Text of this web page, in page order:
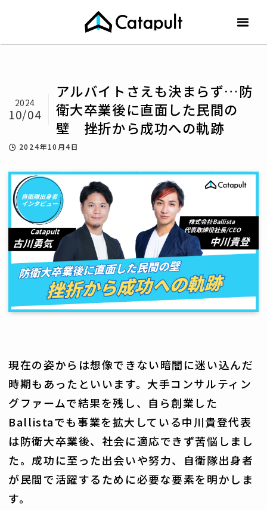
アルバイトさえも決まらず…防
衛大卒業後に直面した民間の
壁 挫折から成功への軌跡
2024
10/04
2024年10月4日
現在の姿からは想像できない暗闇に迷い込んだ
時期もあったといいます。大手コンサルティン
グファームで結果を残し、自ら創業した
Ballistaでも事業を拡大している中川貴登代表
は防衛大卒業後、社会に適応できず苦悩しまし
た。成功に至った出会いや努力、自衛隊出身者
が民間で活躍するために必要な要素を明かしま
す。